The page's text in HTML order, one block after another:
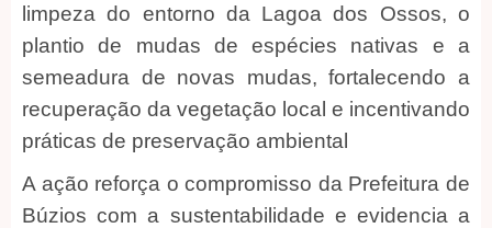
limpeza do entorno da Lagoa dos Ossos, o
plantio de mudas de espécies nativas e a
semeadura de novas mudas, fortalecendo a
recuperação da vegetação local e incentivando
práticas de preservação ambiental
A ação reforça o compromisso da Prefeitura de
Búzios com a sustentabilidade e evidencia a